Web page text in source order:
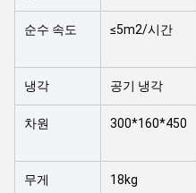
순수 속도 ≤5m2/시간
냉각 공기 냉각
차원 300*160*450
무게 18kg